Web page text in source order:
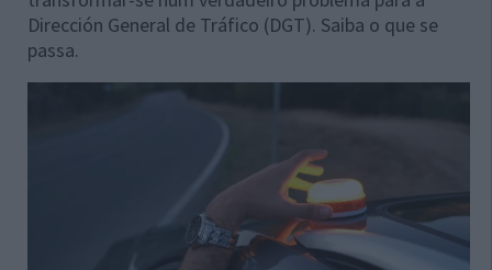
Dirección General de Tráfico (DGT). Saiba o que se
passa.